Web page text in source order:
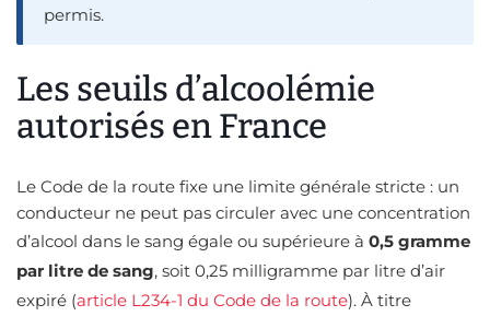
permis.
Les seuils d’alcoolémie
autorisés en France
Le Code de la route fixe une limite générale stricte : un
conducteur ne peut pas circuler avec une concentration
d’alcool dans le sang égale ou supérieure à 0,5 gramme
par litre de sang, soit 0,25 milligramme par litre d’air
expiré (article L234-1 du Code de la route). À titre